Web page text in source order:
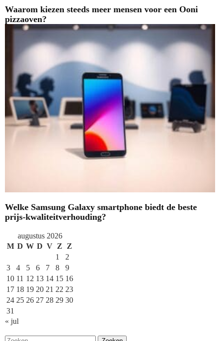
Waarom kiezen steeds meer mensen voor een Ooni
pizzaoven?
Welke Samsung Galaxy smartphone biedt de beste
prijs-kwaliteitverhouding?
augustus 2026
M D W D V Z
Z
1
2
3
4 5 6 7 8
9
10 11 12 13 14 15 16
17 18 19 20 21 22 23
24 25 26 27 28 29 30
31
« jul